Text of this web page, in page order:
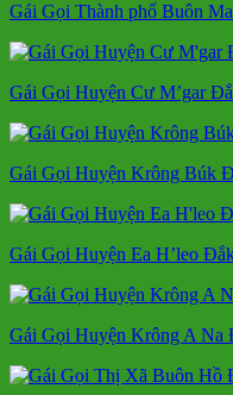
Gái Gọi Thành phố Buôn
Gái Gọi Huyện Cư M’gar
Gái Gọi Huyện Krông Búk
Gái Gọi Huyện Ea H’leo
Gái Gọi Huyện Krông A Na